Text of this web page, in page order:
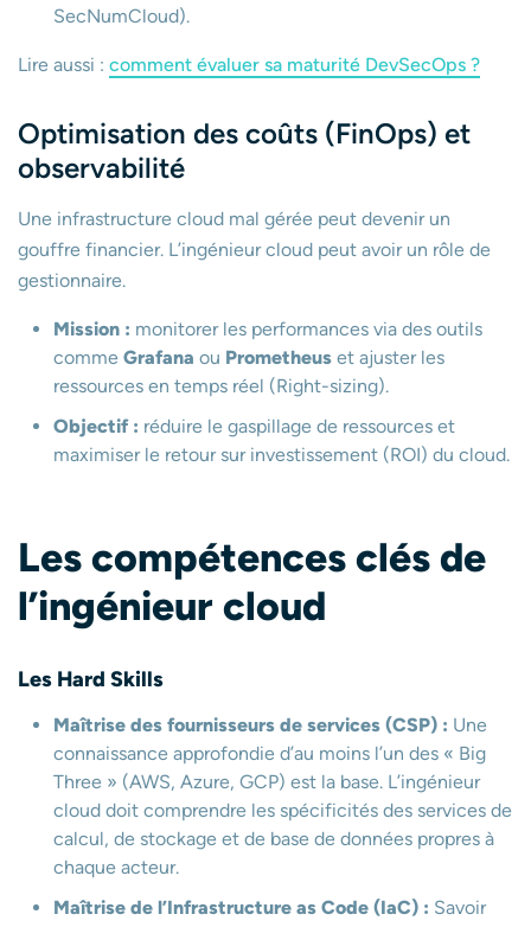
SecNumCloud).
Lire aussi : comment évaluer sa maturité DevSecOps ?
Optimisation des coûts (FinOps) et
observabilité
Une infrastructure cloud mal gérée peut devenir un
gouffre financier. L’ingénieur cloud peut avoir un rôle de
gestionnaire.
Mission : monitorer les performances via des outils
comme Grafana ou Prometheus et ajuster les
ressources en temps réel (Right-sizing).
Objectif : réduire le gaspillage de ressources et
maximiser le retour sur investissement (ROI) du cloud.
Lescompétences clés de
l’ingénieur cloud
Les Hard Skills
Maîtrise des fournisseurs de services (CSP) : Une
connaissance approfondie d’au moins l’un des « Big
Three » (AWS, Azure, GCP) est la base. L’ingénieur
cloud doit comprendre les spécificités des services de
calcul, de stockage et de base de données propres à
chaque acteur.
Maîtrise de l’Infrastructure as Code (IaC) : Savoir